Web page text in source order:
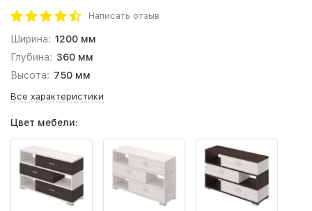
Написать отзыв
Ширина: 1200 мм
Глубина: 360 мм
Высота: 750 мм
Все характеристики
Цвет мебели: